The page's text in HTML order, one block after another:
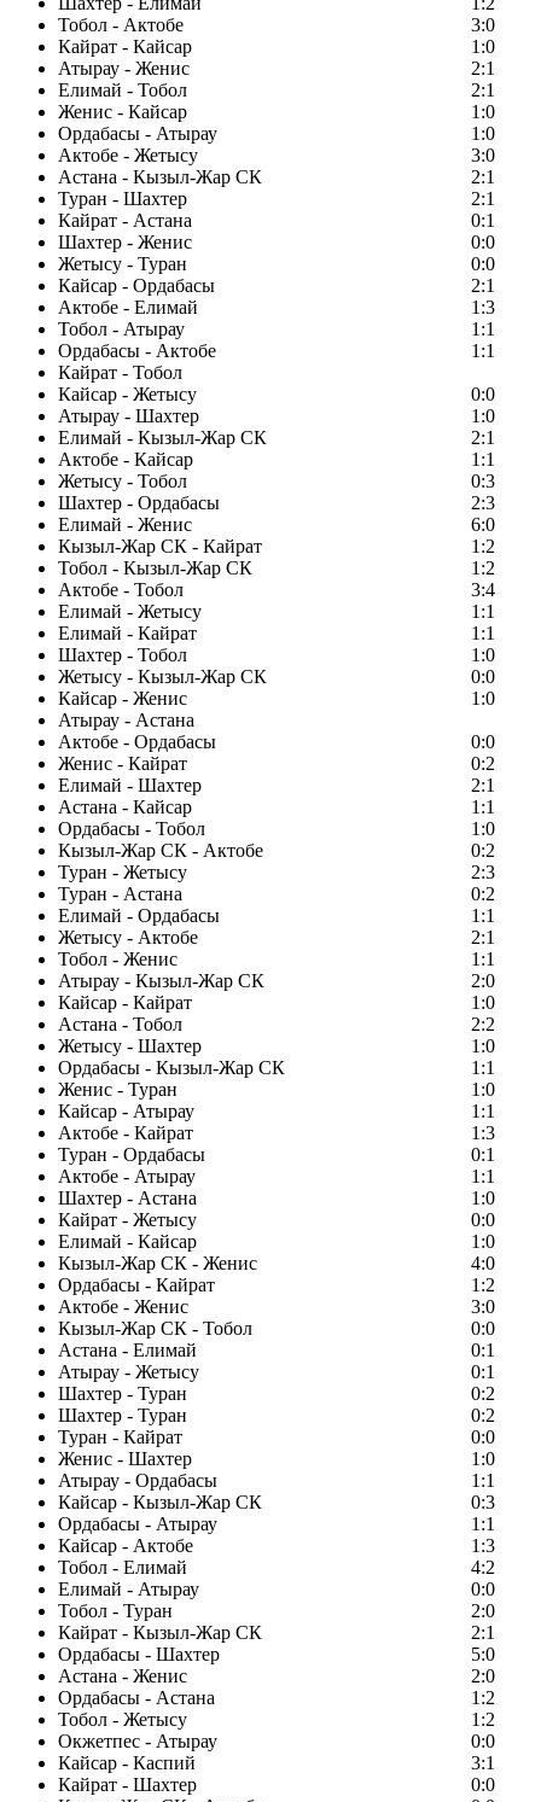
Тобол - Актобе
3:0
Кайрат - Кайсар
1:0
Атырау - Женис
2:1
Елимай - Тобол
2:1
Женис - Кайсар
1:0
Ордабасы - Атырау
1:0
Актобе - Жетысу
3:0
Астана - Кызыл-Жар СК
2:1
Туран - Шахтер
2:1
Кайрат - Астана
0:1
Шахтер - Женис
0:0
Жетысу - Туран
0:0
Кайсар - Ордабасы
2:1
Актобе - Елимай
1:3
Тобол - Атырау
1:1
Ордабасы - Актобе
1:1
Кайрат - Тобол
Кайсар - Жетысу
0:0
Атырау - Шахтер
1:0
Елимай - Кызыл-Жар СК
2:1
Актобе - Кайсар
1:1
Жетысу - Тобол
0:3
Шахтер - Ордабасы
2:3
Елимай - Женис
6:0
Кызыл-Жар СК - Кайрат
1:2
Тобол - Кызыл-Жар СК
1:2
Актобе - Тобол
3:4
Елимай - Жетысу
1:1
Елимай - Кайрат
1:1
Шахтер - Тобол
1:0
Жетысу - Кызыл-Жар СК
0:0
Кайсар - Женис
1:0
Атырау - Астана
Актобе - Ордабасы
0:0
Женис - Кайрат
0:2
Елимай - Шахтер
2:1
Астана - Кайсар
1:1
Ордабасы - Тобол
1:0
Кызыл-Жар СК - Актобе
0:2
Туран - Жетысу
2:3
Туран - Астана
0:2
Елимай - Ордабасы
1:1
Жетысу - Актобе
2:1
Тобол - Женис
1:1
Атырау - Кызыл-Жар СК
2:0
Кайсар - Кайрат
1:0
Астана - Тобол
2:2
Жетысу - Шахтер
1:0
Ордабасы - Кызыл-Жар СК
1:1
Женис - Туран
1:0
Кайсар - Атырау
1:1
Актобе - Кайрат
1:3
Туран - Ордабасы
0:1
Актобе - Атырау
1:1
Шахтер - Астана
1:0
Кайрат - Жетысу
0:0
Елимай - Кайсар
1:0
Кызыл-Жар СК - Женис
4:0
Ордабасы - Кайрат
1:2
Актобе - Женис
3:0
Кызыл-Жар СК - Тобол
0:0
Астана - Елимай
0:1
Атырау - Жетысу
0:1
Шахтер - Туран
0:2
Шахтер - Туран
0:2
Туран - Кайрат
0:0
Женис - Шахтер
1:0
Атырау - Ордабасы
1:1
Кайсар - Кызыл-Жар СК
0:3
Ордабасы - Атырау
1:1
Кайсар - Актобе
1:3
Тобол - Елимай
4:2
Елимай - Атырау
0:0
Тобол - Туран
2:0
Кайрат - Кызыл-Жар СК
2:1
Ордабасы - Шахтер
5:0
Астана - Женис
2:0
Ордабасы - Астана
1:2
Тобол - Жетысу
1:2
Окжетпес - Атырау
0:0
Кайсар - Каспий
3:1
Кайрат - Шахтер
0:0